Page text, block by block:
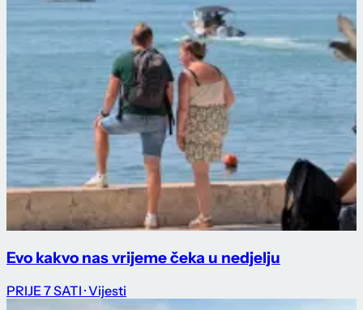
Evo kakvo nas vrijeme čeka u nedjelju
PRIJE 7 SATI · Vijesti